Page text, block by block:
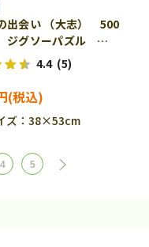
出会い （大志） 500
ジグソーパズル
158s
4.4 (5)
ズ：38×53cm
4 5